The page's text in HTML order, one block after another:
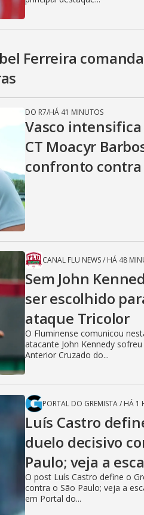
Ferreira
DO R7/HÁ 41 MINUTOS
Vasco
CT Moacyr
confronto contra
CANAL FLU NEWS/ HÁ 48
Sem John
ser escolhido
ataque Tricolor
O Fluminense comunicou
atacante John Kennedy
Anterior Cruzado do...
PORTAL DO GREMISTA/ HÁ 1
Luís Castro
duelo decisivo
Paulo; veja a
O post Luís Castro define o
contra o São Paulo; veja a
em Portal do...